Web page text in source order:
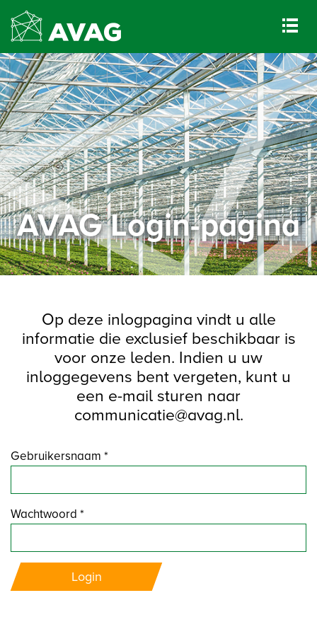
AVAG Login-pagina
Op deze inlogpagina vindt u alle
informatie die exclusief beschikbaar is
voor onze leden. Indien u uw
inloggegevens bent vergeten, kunt u
een e-mail sturen naar
communicatie@avag.nl.
Gebruikersnaam *
Wachtwoord *
Login